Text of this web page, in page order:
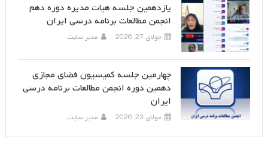
یازدهمین جلسه هیات مدیره دوره دهم
انجمن مطالعات برنامه درسی ایران
جولای 27, 2026 مدیر سایت
چهارمین جلسه کمیسیون فضای مجازی
دهمین دوره انجمن مطالعات برنامه درسی
ایران
جولای 23, 2026 مدیر سایت